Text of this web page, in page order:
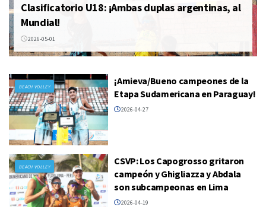
Clasificatorio U18: ¡Ambas duplas argentinas, al
Mundial!
2026-05-01
BEACH VOLLEY
¡Amieva/Bueno campeones de la
Etapa Sudamericana en Paraguay!
2026-04-27
BEACH VOLLEY
CSVP: Los Capogrosso gritaron
campeón y Ghigliazza y Abdala
son subcampeonas en Lima
2026-04-19